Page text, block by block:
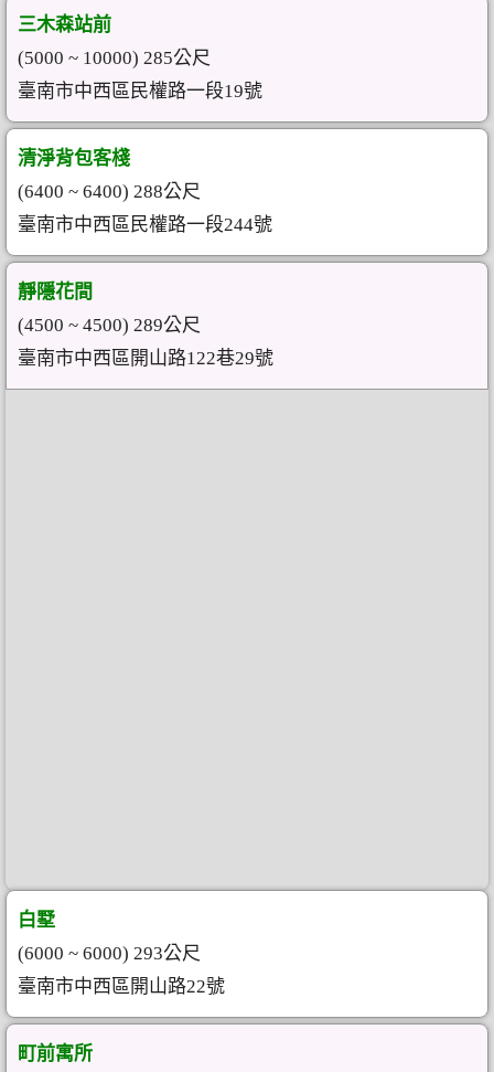
三木森站前
(5000 ~ 10000) 285公尺
臺南市中西區民權路一段19號
清淨背包客棧
(6400 ~ 6400) 288公尺
臺南市中西區民權路一段244號
靜隱花間
(4500 ~ 4500) 289公尺
臺南市中西區開山路122巷29號
白墅
(6000 ~ 6000) 293公尺
臺南市中西區開山路22號
町前寓所